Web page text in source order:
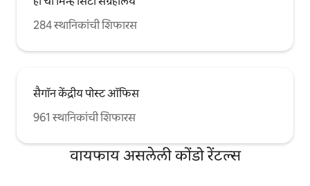
284 स्थानिकांची शिफारस
सैगॉन केंद्रीय पोस्ट ऑफिस
961 स्थानिकांची शिफारस
वायफाय असलेली कोंडो रेंटल्स